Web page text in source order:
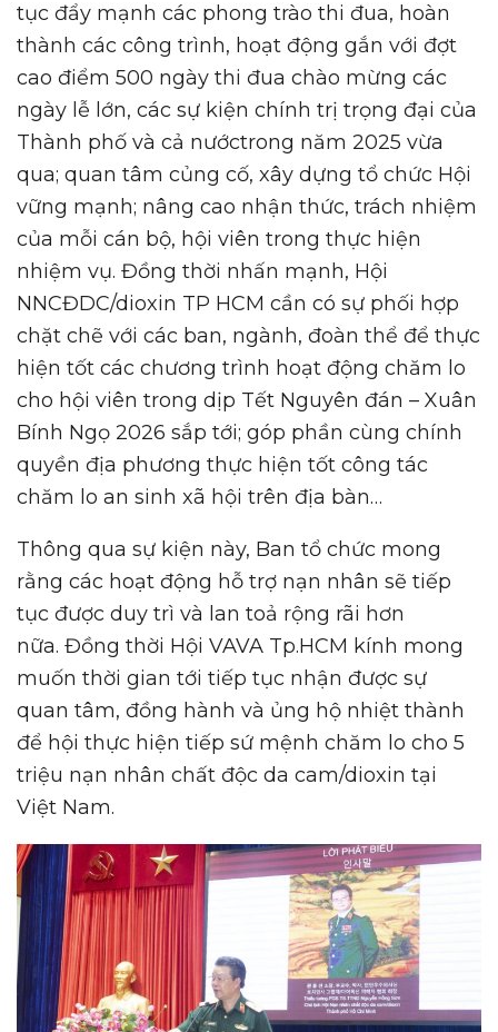
tục đẩy mạnh các phong trào thi đua, hoàn
thành các công trình, hoạt động gắn với đợt
cao điểm 500 ngày thi đua chào mừng các
ngày lễ lớn, các sự kiện chính trị trọng đại của
Thành phố và cả nướctrong năm 2025 vừa
qua; quan tâm củng cố, xây dựng tổ chức Hội
vững mạnh; nâng cao nhận thức, trách nhiệm
của mỗi cán bộ, hội viên trong thực hiện
nhiệm vụ. Đồng thời nhấn mạnh, Hội
NNCĐDC/dioxin TP HCM cần có sự phối hợp
chặt chẽ với các ban, ngành, đoàn thể để thực
hiện tốt các chương trình hoạt động chăm lo
cho hội viên trong dịp Tết Nguyên đán – Xuân
Bính Ngọ 2026 sắp tới; góp phần cùng chính
quyền địa phương thực hiện tốt công tác
chăm lo an sinh xã hội trên địa bàn…
Thông qua sự kiện này, Ban tổ chức mong
rằng các hoạt động hỗ trợ nạn nhân sẽ tiếp
tục được duy trì và lan toả rộng rãi hơn
nữa. Đồng thời Hội VAVA Tp.HCM kính mong
muốn thời gian tới tiếp tục nhận được sự
quan tâm, đồng hành và ủng hộ nhiệt thành
để hội thực hiện tiếp sứ mệnh chăm lo cho 5
triệu nạn nhân chất độc da cam/dioxin tại
Việt Nam.